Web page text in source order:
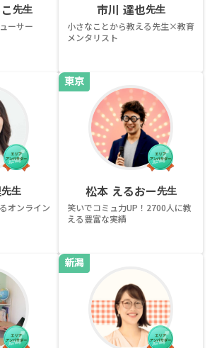
先生
ーサー
市川 達也先生
小さなことから教える先生×教育
メンタリスト
先生
オンライン
東京
松本 えるおー先生
笑いでコミュ力UP！2700人に教
える豊富な実績
新潟